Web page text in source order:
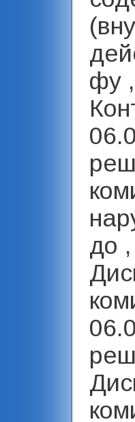
фу
до